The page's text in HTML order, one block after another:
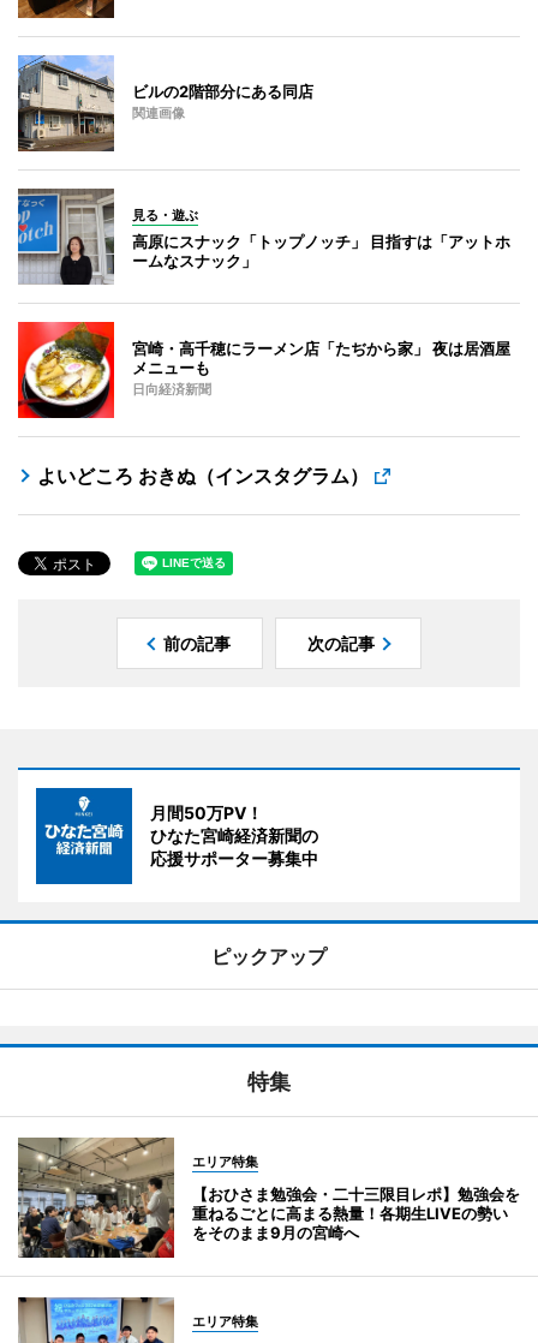
ビルの2階部分にある同店
関連画像
見る・遊ぶ
高原にスナック「トップノッチ」 目指すは「アットホ
ームなスナック」
宮崎・高千穂にラーメン店「たぢから家」 夜は居酒屋
メニューも
日向経済新聞
よいどころ おきぬ（インスタグラム）
前の記事 次の記事
月間50万PV！
ひなた宮崎経済新聞の
応援サポーター募集中
ピックアップ
特集
エリア特集
【おひさま勉強会・二十三限目レポ】勉強会を
重ねるごとに高まる熱量！各期生LIVEの勢い
をそのまま9月の宮崎へ
エリア特集